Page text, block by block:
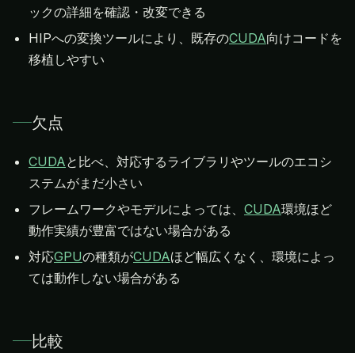
ックの詳細を確認・改変できる
HIPへの変換ツールにより、既存のCUDA向けコードを
移植しやすい
欠点
CUDAと比べ、対応するライブラリやツールのエコシ
ステムがまだ小さい
フレームワークやモデルによっては、 CUDA環境ほど
動作実績が豊富ではない場合がある
対応GPUの種類がCUDAほど幅広くなく、環境によっ
ては動作しない場合がある
比較